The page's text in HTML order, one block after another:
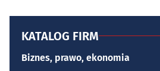
KATALOG FIRM
Biznes, prawo, ekonomia